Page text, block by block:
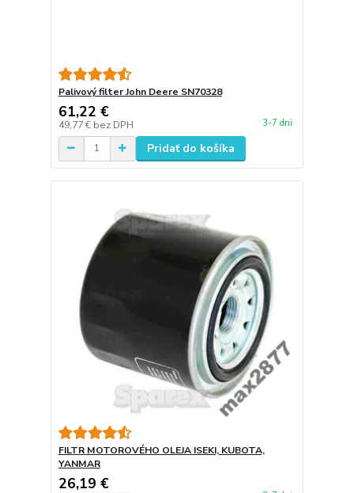
Palivový filter John Deere SN70328
61,22 €
49,77 € bez DPH 3-7 dni
Pridať do košíka
FILTR MOTOROVÉHO OLEJA ISEKI, KUBOTA,
YANMAR
26,19 €